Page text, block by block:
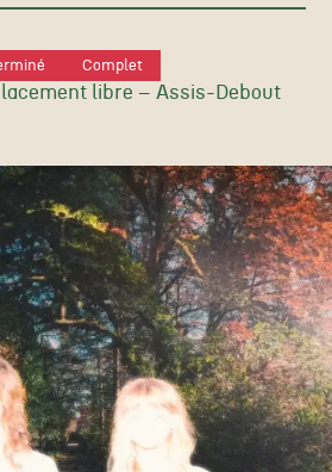
Complet
libre – Assis-Debout